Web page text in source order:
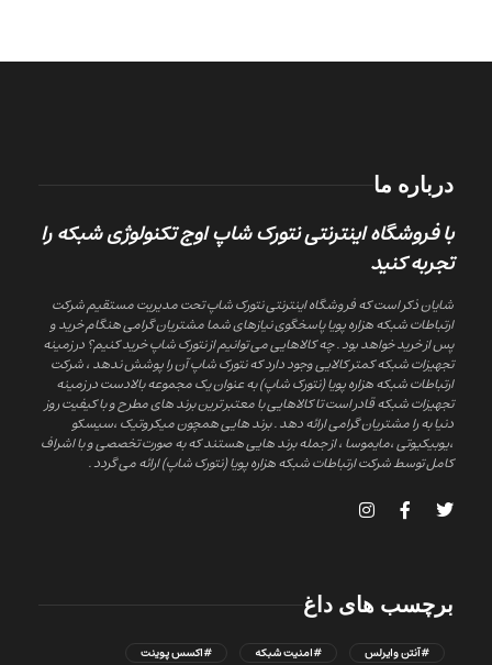
درباره ما
با فروشگاه اینترنتی نتورک شاپ اوج تکنولوژی شبکه را
تجربه کنید
شایان ذکر است که فروشگاه اینترنتی نتورک شاپ تحت مدیریت مستقیم شرکت
ارتباطات شبکه هزاره پویا پاسخگوی نیازهای شما مشتریان گرامی هنگام خرید و
پس از خرید خواهد بود . چه کالاهایی می توانیم از نتورک شاپ خرید کنیم؟ در زمینه
تجهیزات شبکه کمتر کالایی وجود دارد که نتورک شاپ آن را پوشش ندهد ، شرکت
ارتباطات شبکه هزاره پویا (نتورک شاپ) به عنوان یک مجموعه بالادست در زمینه
تجهیزات شبکه قادر است تا کالاهایی با معتبر ترین برند های مطرح و با کیفیت روز
دنیا به را مشتریان گرامی ارائه دهد . برند هایی همچون میکروتیک ،سیسکو
،یوبیکیوتی ،مایموسا ، از جمله برند هایی هستند که به صورت تخصصی و با اشراف
کامل توسط شرکت ارتباطات شبکه هزاره پویا (نتورک شاپ) ارائه می گردد .
برچسب های داغ
#آنتن وایرلس #امنیت شبکه
#اکسس پوینت